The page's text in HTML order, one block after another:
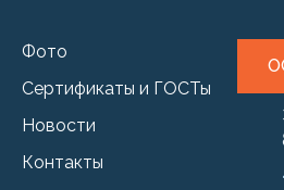
Фото
Сертификаты и ГОСТы
Новости
Контакты